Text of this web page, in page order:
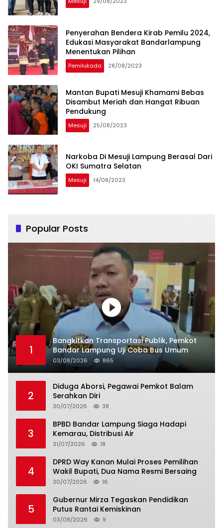
Penyerahan Bendera Kirab Pemilu 2024,
Edukasi Masyarakat Bandarlampung
Menentukan Pilihan
Pemilukada 28/08/2023
Mantan Bupati Mesuji Khamami Bebas
Disambut Meriah dan Hangat Ribuan
Pendukung
Mesuji 25/08/2023
Narkoba Di Mesuji Lampung Berasal Dari
OKI Sumatra Selatan
Mesuji 14/08/2023
Popular Posts
1
Bangkitkan Transportasi Publik, Pemkot
Bandar Lampung Uji Coba Bus Umum
03/08/2026 865
2
Diduga Aborsi, Pegawai Pemkot Balam
Serahkan Diri
30/07/2026 38
3
BPBD Bandar Lampung Siaga Hadapi
Kemarau, Distribusi Air
31/07/2026 18
4
DPRD Way Kanan Mulai Proses Pemilihan
Wakil Bupati, Dua Nama Resmi Bersaing
30/07/2026 16
5
Gubernur Mirza Tegaskan Pendidikan
Putus Rantai Kemiskinan
03/08/2026 9